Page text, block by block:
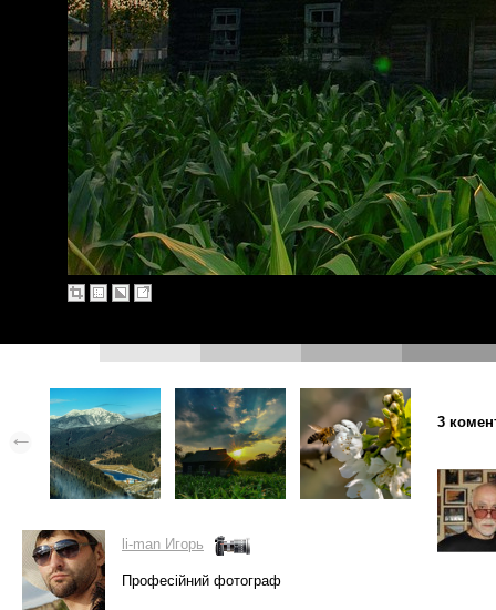
li-man Игорь
Професійний фотограф
3